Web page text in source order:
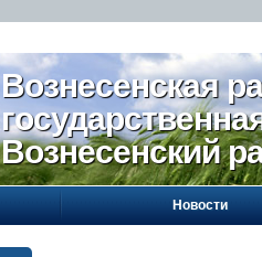
Вознесенская
Вознесенский
Новости